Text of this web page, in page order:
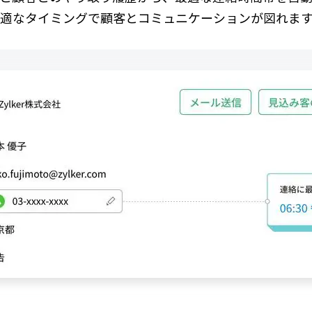
なタイミングで顧客とコミュニケーションが図れま